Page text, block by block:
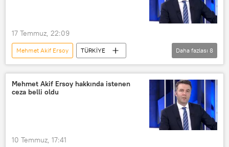
17 Temmuz, 22:09
Mehmet Akif Ersoy
TÜRKİYE
İstanbul
Uyuşturucu
Uyuşturucu satıcısı
Uyuşturucu operasyonu
Uyuşturucu Ticareti
Daha fazlası 8
Mehmet Akif Ersoy hakkında istenen
ceza belli oldu
10 Temmuz, 17:41